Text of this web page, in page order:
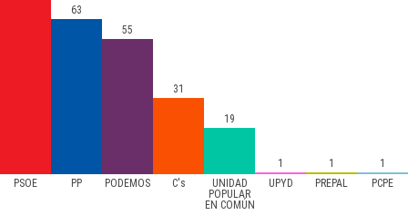
PSOE PP PODEMOS C's
UNIDAD
POPULAR
EN COMÚN
UPYD PREPAL PCPE
63
55
31
19
1 1 1